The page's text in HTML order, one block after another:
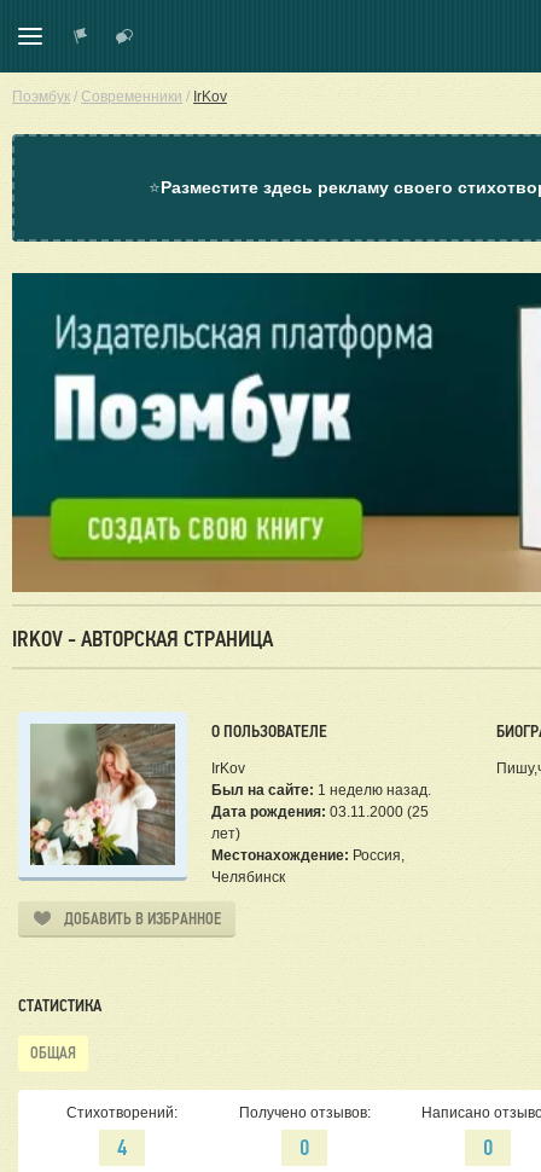
Поэмбук / Современники / IrKov
⭐Разместите здесь рекламу своего
IRKOV - АВТОРСКАЯ СТРАНИЦА
О ПОЛЬЗОВАТЕЛЕ
IrKov
Был на сайте: 1 неделю назад.
Дата рождения: 03.11.2000 (25
лет)
Местонахождение: Россия,
Челябинск
ДОБАВИТЬ В ИЗБРАННОЕ
СТАТИСТИКА
ОБЩАЯ
Стихотворений:
4
Получено отзывов:
0
Написано
0